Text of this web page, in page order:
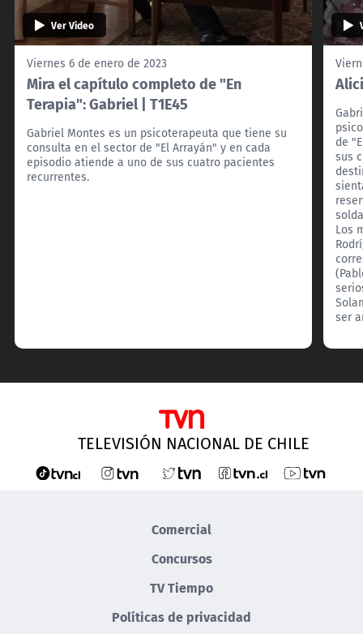
Ver Video
Viernes 6 de enero de 2023
Mira el capítulo completo de "En
Terapia": Gabriel | T1E45
Gabriel Montes es un psicoterapeuta que tiene su
consulta en el sector de "El Arrayán" y en cada
episodio atiende a uno de sus cuatro pacientes
recurrentes.
de
sus
Los
ser
TELEVISIÓN NACIONAL DE CHILE
Comercial
Concursos
TV Tiempo
Políticas de privacidad